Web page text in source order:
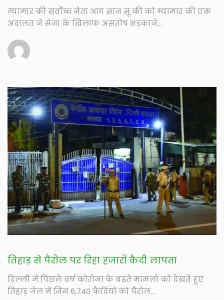
म्यांमार की सर्वोच्च नेता आंग सान सू की को म्यांमार की एक
अदालत ने सेना के खिलाफ असंतोष भड़काने...
तिहाड़ से पैरोल पर रिहा हजारों कैदी लापता
दिल्ली में पिछले वर्ष कोरोना के बढ़ते मामलों को देखते हुए
तिहाड़ जेल में जिन 6,740 कैदियों को पैरोल...